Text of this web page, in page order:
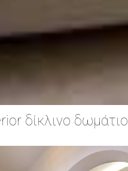
δίκλινο δωμάτιο